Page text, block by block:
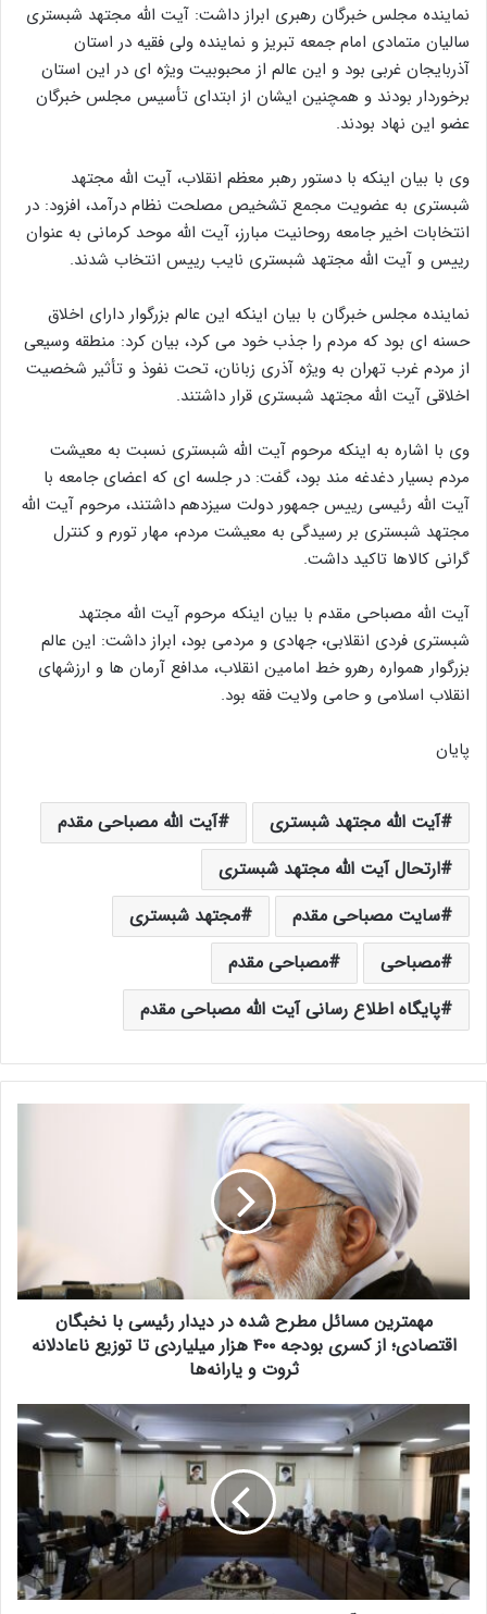
نماینده مجلس خبرگان رهبری ابراز داشت: آیت الله مجتهد شبستری
سالیان متمادی امام جمعه تبریز و نماینده ولی فقیه در استان
آذربایجان غربی بود و این عالم از محبوبیت ویژه ای در این استان
برخوردار بودند و همچنین ایشان از ابتدای تأسیس مجلس خبرگان
عضو این نهاد بودند.
وی با بیان اینکه با دستور رهبر معظم انقلاب، آیت الله مجتهد
شبستری به عضویت مجمع تشخیص مصلحت نظام درآمد، افزود: در
انتخابات اخیر جامعه روحانیت مبارز، آیت الله موحد کرمانی به عنوان
رییس و آیت الله مجتهد شبستری نایب رییس انتخاب شدند.
نماینده مجلس خبرگان با بیان اینکه این عالم بزرگوار دارای اخلاق
حسنه ای بود که مردم را جذب خود می کرد، بیان کرد: منطقه وسیعی
از مردم غرب تهران به ویژه آذری زبانان، تحت نفوذ و تأثیر شخصیت
اخلاقی آیت الله مجتهد شبستری قرار داشتند.
وی با اشاره به اینکه مرحوم آیت الله شبستری نسبت به معیشت
مردم بسیار دغدغه مند بود، گفت: در جلسه ای که اعضای جامعه با
آیت الله رئیسی رییس جمهور دولت سیزدهم داشتند، مرحوم آیت الله
مجتهد شبستری بر رسیدگی به معیشت مردم، مهار تورم و کنترل
گرانی کالاها تاکید داشت.
آیت الله مصباحی مقدم با بیان اینکه مرحوم آیت الله مجتهد
شبستری فردی انقلابی، جهادی و مردمی بود، ابراز داشت: این عالم
بزرگوار همواره رهرو خط امامین انقلاب، مدافع آرمان ها و ارزشهای
انقلاب اسلامی و حامی ولایت فقه بود.
پایان
آیت الله مجتهد شبستری
آیت الله مصباحی مقدم
ارتحال آیت الله مجتهد شبستری
سایت مصباحی مقدم
مجتهد شبستری
مصباحی
مصباحی مقدم
پایگاه اطلاع رسانی آیت الله مصباحی مقدم
م
س
ط
ر
ح
ش
د
ه
د
د
مهمترین مسائل مطرح شده در دیدار رئیسی با نخبگان
اقتصادی؛ از کسری بودجه ۴۰۰ هزار میلیاردی تا توزیع ناعادلانه
ثروت و یارانه‌ها
ا
د
ا
م
ه
ب
ر
ر
س